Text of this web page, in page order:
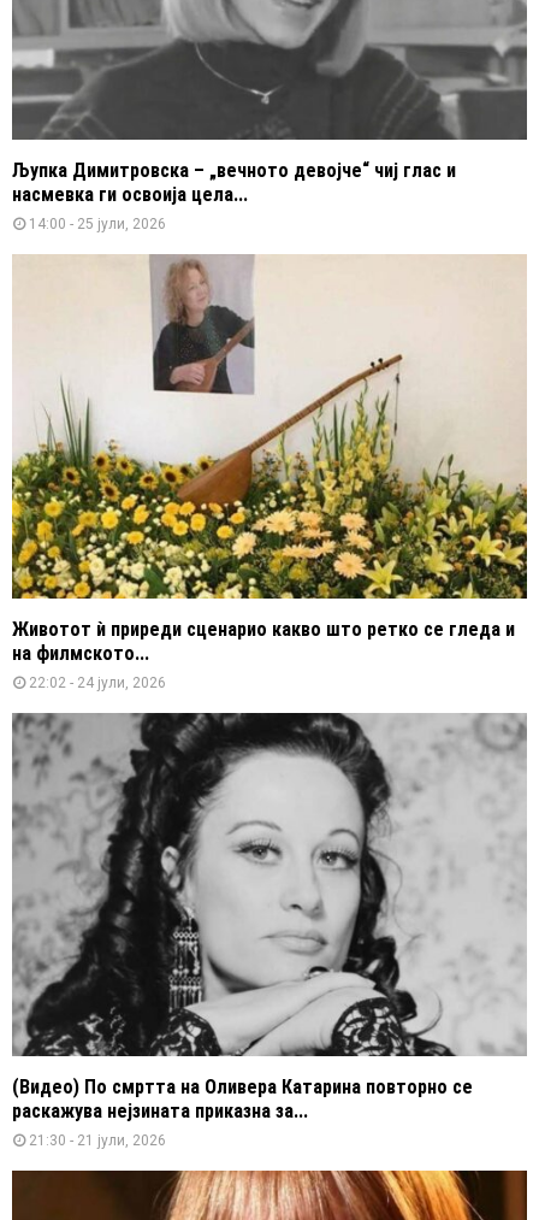
Љупка Димитровска – „вечното девојче“ чиј глас и
насмевка ги освоија цела...
14:00 - 25 јули, 2026
Животот ѝ приреди сценарио какво што ретко се гледа и
на филмското...
22:02 - 24 јули, 2026
(Видео) По смртта на Оливера Катарина повторно се
раскажува нејзината приказна за...
21:30 - 21 јули, 2026